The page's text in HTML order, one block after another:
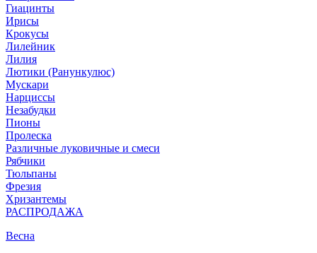
Гиацинты
Ирисы
Крокусы
Лилейник
Лилия
Лютики (Ранункулюс)
Мускари
Нарцисcы
Незабудки
Пионы
Пролеска
Различные луковичные и смеси
Рябчики
Тюльпаны
Фрезия
Хризантемы
РАСПРОДАЖА
Весна